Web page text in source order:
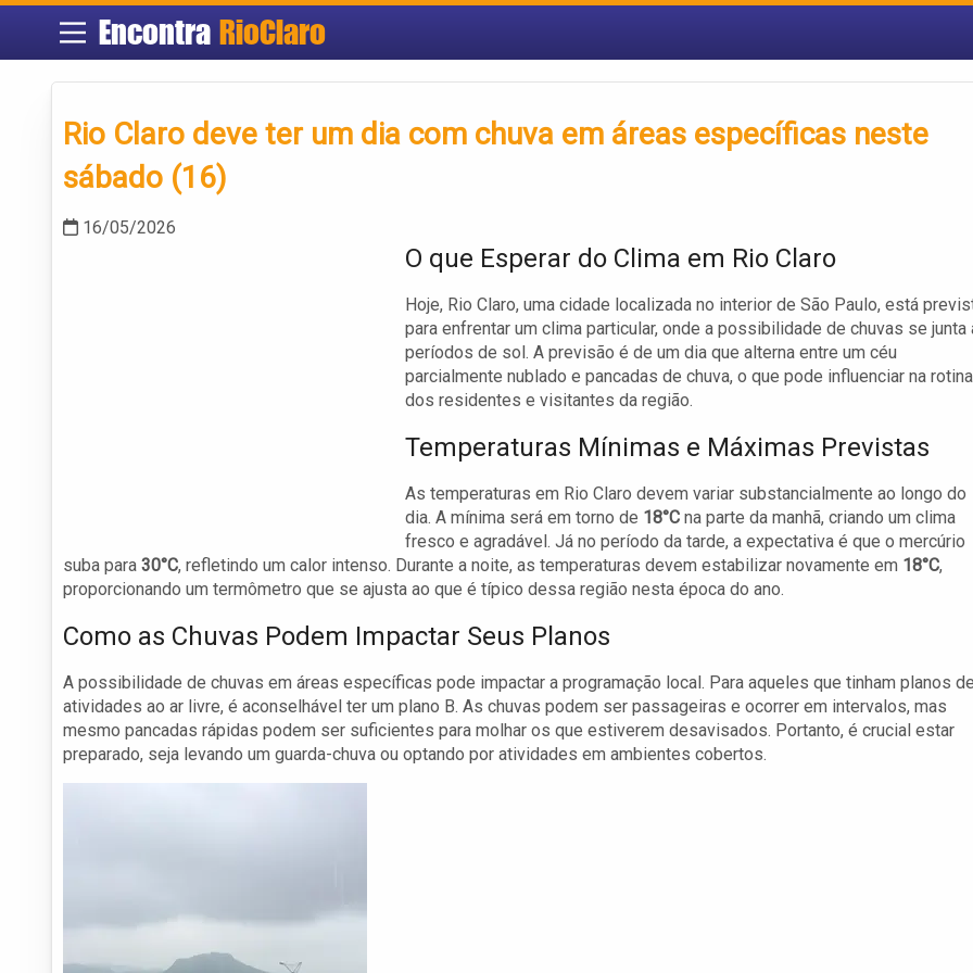
Encontra RioClaro
Rio Claro deve ter um dia com chuva em áreas específicas neste
sábado (16)
16/05/2026
O que Esperar do Clima em Rio Claro
Hoje, Rio Claro, uma cidade localizada no interior de São Paulo, está
para enfrentar um clima particular, onde a possibilidade de chuvas se junta
períodos de sol. A previsão é de um dia que alterna entre um céu
parcialmente nublado e pancadas de chuva, o que pode influenciar na rotina
dos residentes e visitantes da região.
Temperaturas Mínimas e Máximas Previstas
As temperaturas em Rio Claro devem variar substancialmente ao longo do
dia. A mínima será em torno de 18°C na parte da manhã, criando um clima
fresco e agradável. Já no período da tarde, a expectativa é que o mercúrio
suba para 30°C, refletindo um calor intenso. Durante a noite, as temperaturas devem estabilizar novamente em 18°C,
proporcionando um termômetro que se ajusta ao que é típico dessa região nesta época do ano.
Como as Chuvas Podem Impactar Seus Planos
A possibilidade de chuvas em áreas específicas pode impactar a programação local. Para aqueles que tinham planos
atividades ao ar livre, é aconselhável ter um plano B. As chuvas podem ser passageiras e ocorrer em intervalos, mas
mesmo pancadas rápidas podem ser suficientes para molhar os que estiverem desavisados. Portanto, é crucial estar
preparado, seja levando um guarda-chuva ou optando por atividades em ambientes cobertos.